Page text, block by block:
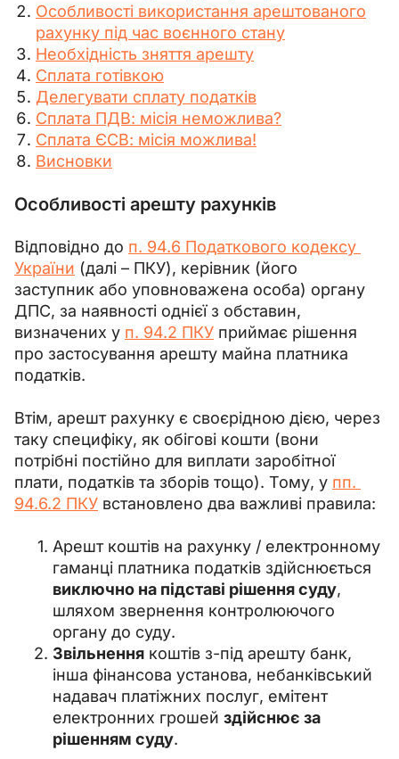
Особливості використання арештованого
рахунку під час воєнного стану
Необхідність зняття арешту
Сплата готівкою
Делегувати сплату податків
Сплата ПДВ: місія неможлива?
Сплата ЄСВ: місія можлива!
Висновки
Особливості арешту рахунків
Відповідно до п. 94.6 Податкового кодексу
України (далі – ПКУ), керівник (його
заступник або уповноважена особа) органу
ДПС, за наявності однієї з обставин,
визначених у п. 94.2 ПКУ приймає рішення
про застосування арешту майна платника
податків.
Втім, арешт рахунку є своєрідною дією, через
таку специфіку, як обігові кошти (вони
потрібні постійно для виплати заробітної
плати, податків та зборів тощо). Тому, у пп.
94.6.2 ПКУ встановлено два важливі правила:
Арешт коштів на рахунку / електронному
гаманці платника податків здійснюється
виключно на підставі рішення суду,
шляхом звернення контролюючого
органу до суду.
Звільнення коштів з-під арешту банк,
інша фінансова установа, небанківський
надавач платіжних послуг, емітент
електронних грошей здійснює за
рішенням суду.